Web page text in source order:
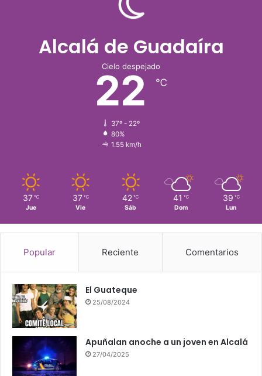
Alcalá de Guadaíra
Cielo despejado
22 ℃
37º - 22º
80%
1.55 km/h
37 ℃
Jue
37 ℃
Vie
42 ℃
Sáb
41 ℃
Dom
39 ℃
Lun
Popular Reciente Comentarios
El Guateque
25/08/2024
Apuñalan anoche a un joven en Alcalá
27/04/2025